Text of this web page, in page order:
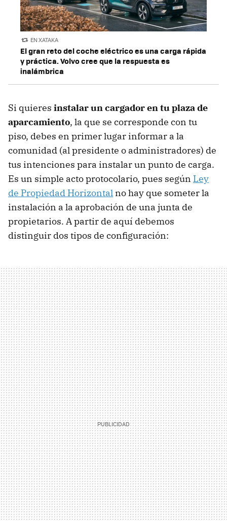
EN XATAKA
El gran reto del coche eléctrico es una carga rápida
y práctica. Volvo cree que la respuesta es
inalámbrica
Si quieres instalar un cargador en tu plaza de
aparcamiento, la que se corresponde con tu
piso, debes en primer lugar informar a la
comunidad (al presidente o administradores) de
tus intenciones para instalar un punto de carga.
Es un simple acto protocolario, pues según Ley
de Propiedad Horizontal no hay que someter la
instalación a la aprobación de una junta de
propietarios. A partir de aquí debemos
distinguir dos tipos de configuración: